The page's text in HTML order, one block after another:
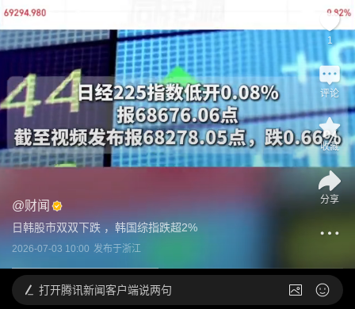
@财闻
日韩股市双双下跌 ，韩国综指跌超2%
2026-07-03 10:00 发布于浙江
1
评论
收藏
分享
打开腾讯新闻客户端说两句